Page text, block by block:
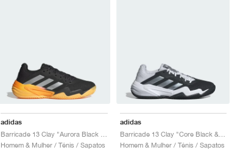
adidas
Homem & Mulher / Ténis / Sapatos
adidas
Homem & Mulher / Ténis / Sapatos